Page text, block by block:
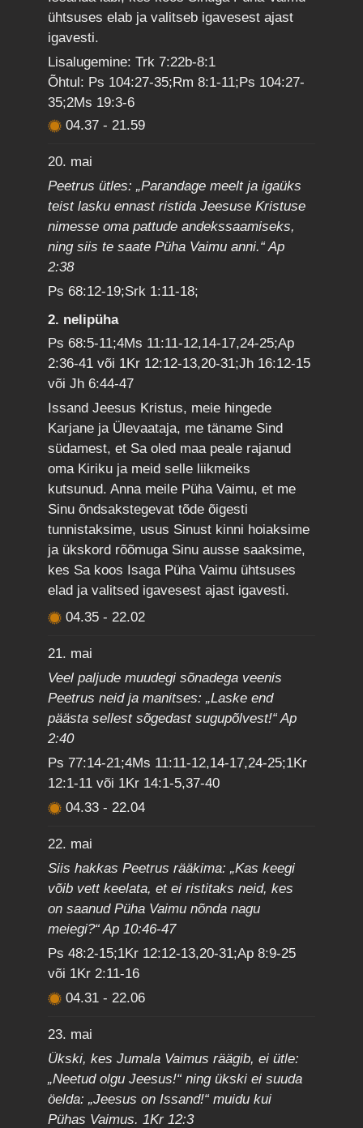
ühtsuses elab ja valitseb igavesest ajast
igavesti.
Lisalugemine: Trk 7:22b-8:1
Õhtul: Ps 104:27-35;Rm 8:1-11;Ps 104:27-
35;2Ms 19:3-6
04.37-21.59
20. mai
Peetrus ütles: „Parandage meelt ja igaüks
teist lasku ennast ristida Jeesuse Kristuse
nimesse oma pattude andekssaamiseks,
ning siis te saate Püha Vaimu anni.“ Ap
2:38
Ps 68:12-19;Srk 1:11-18;
2. nelipüha
Ps 68:5-11;4Ms 11:11-12,14-17,24-25;Ap
2:36-41 või 1Kr 12:12-13,20-31;Jh 16:12-15
või Jh 6:44-47
Issand Jeesus Kristus, meie hingede
Karjane ja Ülevaataja, me täname Sind
südamest, et Sa oled maa peale rajanud
oma Kiriku ja meid selle liikmeiks
kutsunud. Anna meile Püha Vaimu, et me
Sinu õndsakstegevat tõde õigesti
tunnistaksime, usus Sinust kinni hoiaksime
ja ükskord rõõmuga Sinu ausse saaksime,
kes Sa koos Isaga Püha Vaimu ühtsuses
elad ja valitsed igavesest ajast igavesti.
04.35-22.02
21. mai
Veel paljude muudegi sõnadega veenis
Peetrus neid ja manitses: „Laske end
päästa sellest sõgedast sugupõlvest!“ Ap
2:40
Ps 77:14-21;4Ms 11:11-12,14-17,24-25;1Kr
12:1-11 või 1Kr 14:1-5,37-40
04.33-22.04
22. mai
Siis hakkas Peetrus rääkima: „Kas keegi
võib vett keelata, et ei ristitaks neid, kes
on saanud Püha Vaimu nõnda nagu
meiegi?“ Ap 10:46-47
Ps 48:2-15;1Kr 12:12-13,20-31;Ap 8:9-25
või 1Kr 2:11-16
04.31-22.06
23. mai
Ükski, kes Jumala Vaimus räägib, ei ütle:
„Neetud olgu Jeesus!“ ning ükski ei suuda
öelda: „Jeesus on Issand!“ muidu kui
Pühas Vaimus. 1Kr 12:3